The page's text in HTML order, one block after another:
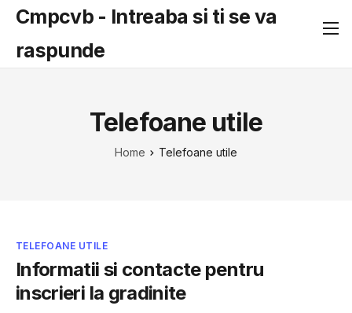
Cmpcvb - Intreaba si ti se va
raspunde
Telefoane utile
Home Telefoane utile
TELEFOANE UTILE
Informatii si contacte pentru
inscrieri la gradinite